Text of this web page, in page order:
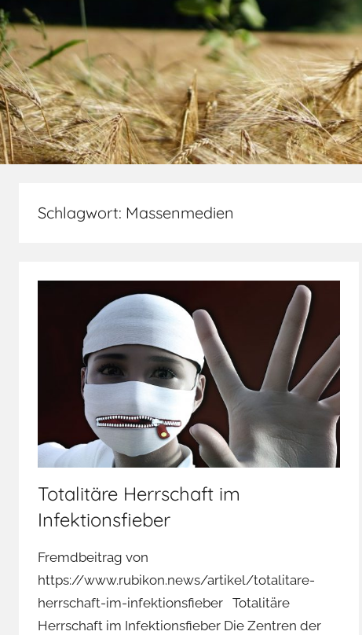
Schlagwort: Massenmedien
Totalitäre Herrschaft im
Infektionsfieber
Fremdbeitrag von
https://www.rubikon.news/artikel/totalitare-
herrschaft-im-infektionsfieber Totalitäre
Herrschaft im Infektionsfieber Die Zentren der